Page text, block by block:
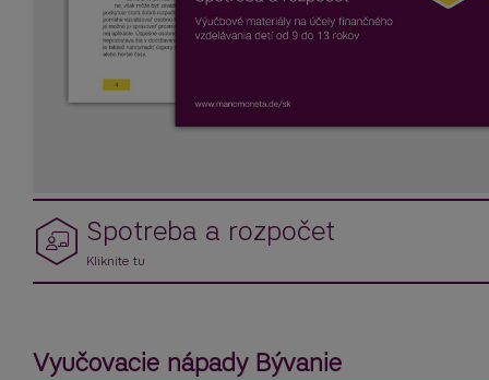
Spotreba a rozpočet
Kliknite tu
Vyučovacie nápady Bývanie